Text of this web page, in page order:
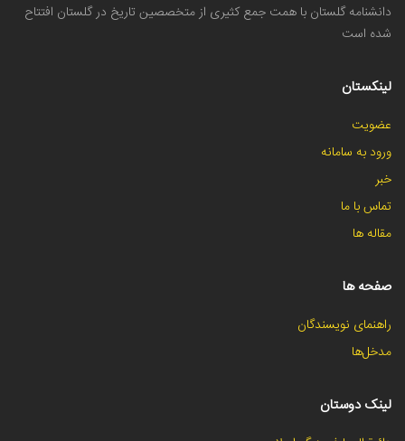
دانشنامه گلستان با همت جمع کثیری از متخصصین تاریخ در گلستان افتتاح
شده است
لینکستان
عضویت
ورود به سامانه
خبر
تماس با ما
مقاله ها
صفحه ها
راهنمای نویسندگان
مدخل‌ها
لینک دوستان